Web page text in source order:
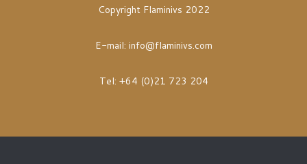
Copyright Flaminivs 2022
E-mail: info@flaminivs.com
Tel: +64 (0)21 723 204